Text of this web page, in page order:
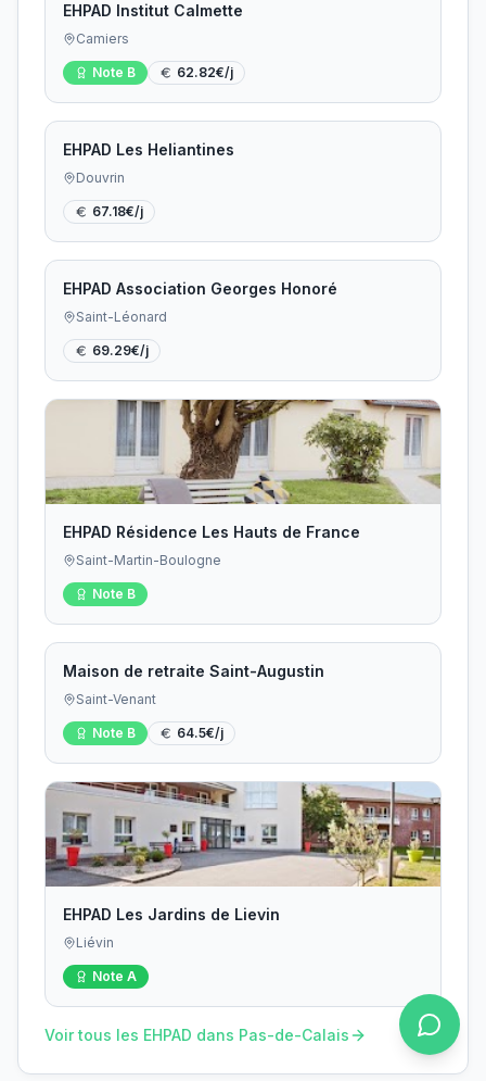
EHPAD Institut Calmette
Camiers
Note B 62.82€/j
EHPAD Les Heliantines
Douvrin
67.18€/j
EHPAD Association Georges Honoré
Saint-Léonard
69.29€/j
EHPAD Résidence Les Hauts de France
Saint-Martin-Boulogne
Note B
Maison de retraite Saint-Augustin
Saint-Venant
Note B 64.5€/j
EHPAD Les Jardins de Lievin
Liévin
Note A
Voir tous les EHPAD dans Pas-de-Calais